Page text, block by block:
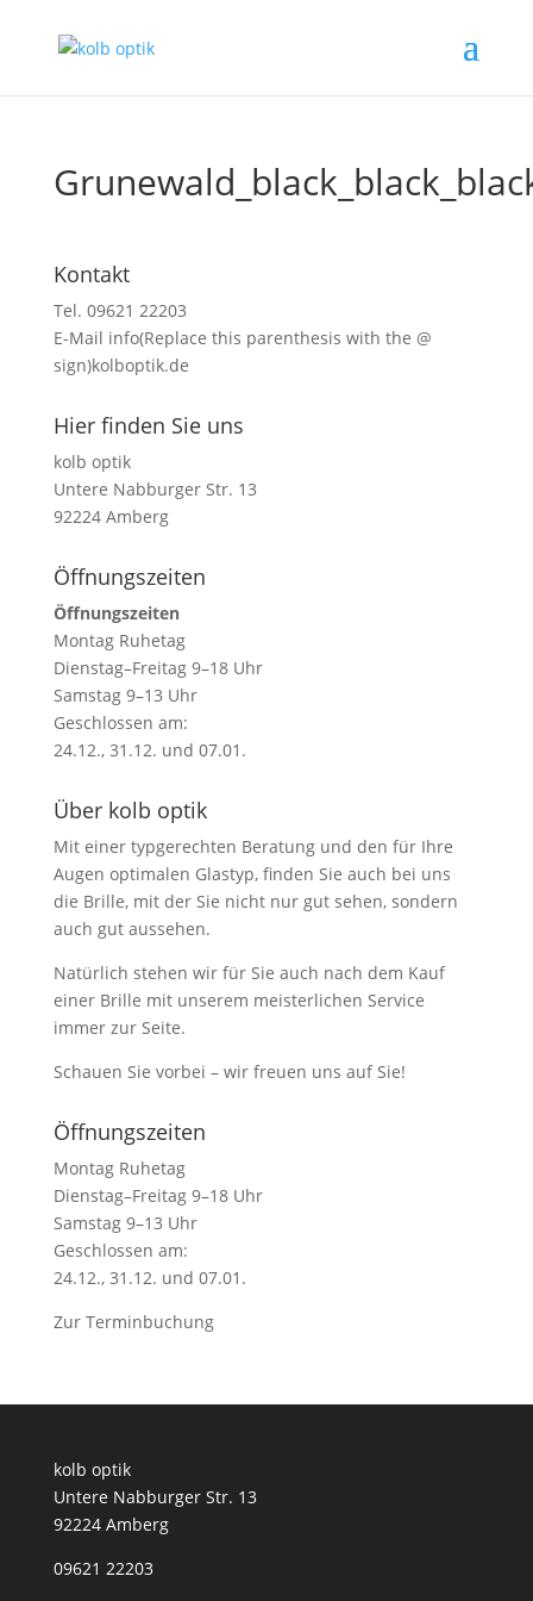
Kontakt
Tel. 09621 22203
E-Mail info(Replace this parenthesis with the @
sign)kolboptik.de
Hier finden Sie uns
kolb optik
Untere Nabburger Str. 13
92224 Amberg
Öffnungszeiten
Öffnungszeiten
Montag Ruhetag
Dienstag–Freitag 9–18 Uhr
Samstag 9–13 Uhr
Geschlossen am:
24.12., 31.12. und 07.01.
Über kolb optik
Mit einer typgerechten Beratung und den für Ihre
Augen optimalen Glastyp, finden Sie auch bei uns
die Brille, mit der Sie nicht nur gut sehen, sondern
auch gut aussehen.
Natürlich stehen wir für Sie auch nach dem Kauf
einer Brille mit unserem meisterlichen Service
immer zur Seite.
Schauen Sie vorbei – wir freuen uns auf Sie!
Öffnungszeiten
Montag Ruhetag
Dienstag–Freitag 9–18 Uhr
Samstag 9–13 Uhr
Geschlossen am:
24.12., 31.12. und 07.01.
Zur Terminbuchung
kolb optik
Untere Nabburger Str. 13
92224 Amberg
09621 22203